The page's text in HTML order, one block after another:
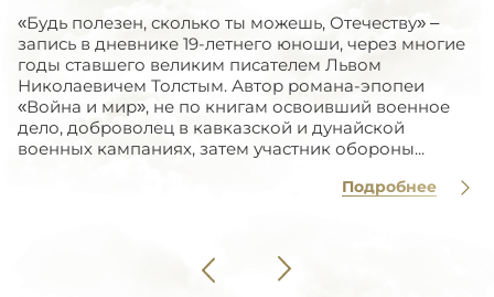
«Будь полезен, сколько ты можешь, Отечеству» –
запись в дневнике 19-летнего юноши, через многие
годы ставшего великим писателем Львом
Николаевичем Толстым. Автор романа-эпопеи
«Война и мир», не по книгам освоивший военное
дело, доброволец в кавказской и дунайской
военных кампаниях, затем участник обороны...
Подробнее